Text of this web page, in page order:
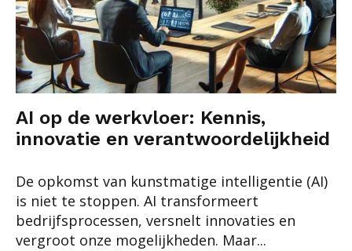
AI op de werkvloer: Kennis,
innovatie en verantwoordelijkheid
De opkomst van kunstmatige intelligentie (AI)
is niet te stoppen. AI transformeert
bedrijfsprocessen, versnelt innovaties en
vergroot onze mogelijkheden. Maar...